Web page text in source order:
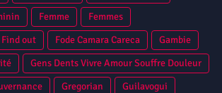
Femme
Femmes
Find out Fode Camara Careca
Gambie
Gens Dents Vivre Amour Souffre Douleur
Gregorian
Guilavogui